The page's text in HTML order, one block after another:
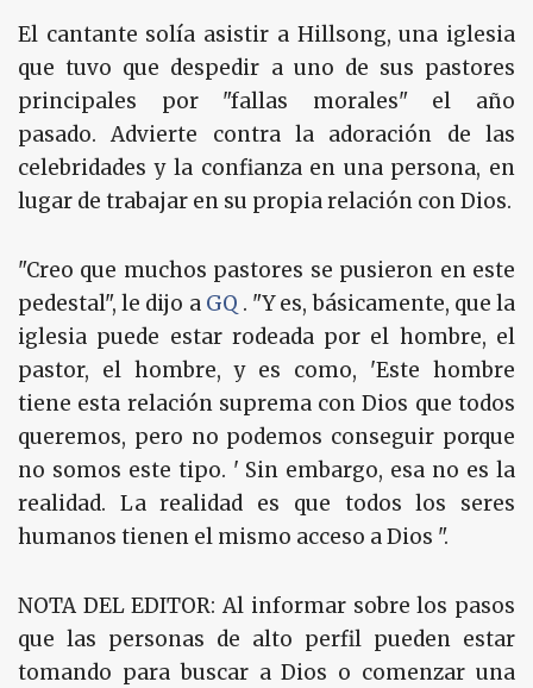
El cantante solía asistir a Hillsong, una iglesia
que tuvo que despedir a uno de sus pastores
principales por "fallas morales" el año
pasado. Advierte contra la adoración de las
celebridades y la confianza en una persona, en
lugar de trabajar en su propia relación con Dios.
"Creo que muchos pastores se pusieron en este
pedestal", le dijo a GQ . "Y es, básicamente, que la
iglesia puede estar rodeada por el hombre, el
pastor, el hombre, y es como, 'Este hombre
tiene esta relación suprema con Dios que todos
queremos, pero no podemos conseguir porque
no somos este tipo. ' Sin embargo, esa no es la
realidad. La realidad es que todos los seres
humanos tienen el mismo acceso a Dios ".
NOTA DEL EDITOR: Al informar sobre los pasos
que las personas de alto perfil pueden estar
tomando para buscar a Dios o comenzar una